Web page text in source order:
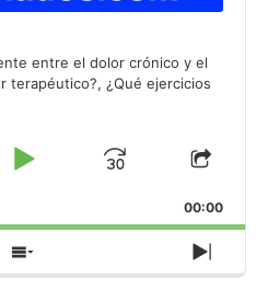
entre el dolor crónico y el
terapéutico?, ¿Qué ejercicios
Play
Jump
Forward
Share
00:00
Show
Episodes
Next